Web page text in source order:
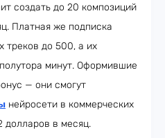
создать до 20 композиций
Платная же подписка
треков до 500, а их
минут. Оформившие
— они смогут
нейросети в коммерческих
долларов в месяц.